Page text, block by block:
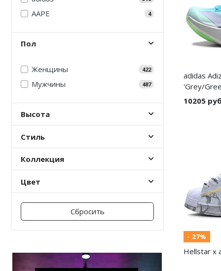
AAPE 4
Пол
Женщины 422
Мужчины 487
Высота
Стиль
Коллекция
Цвет
Сбросить
adidas
'Grey/
10205 руб
- 27%
Hellstar x
Nike PG
Nike Kobe
Nike Foamposite